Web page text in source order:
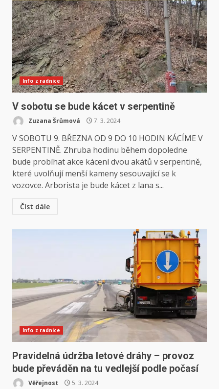
Info z radnice
V sobotu se bude kácet v serpentině
Zuzana Šrůmová 7. 3. 2024
V SOBOTU 9. BŘEZNA OD 9 DO 10 HODIN KÁCÍME V
SERPENTINĚ. Zhruba hodinu během dopoledne
bude probíhat akce kácení dvou akátů v serpentině,
které uvolňují menší kameny sesouvající se k
vozovce. Arborista je bude kácet z lana s...
Číst dále
Info z radnice
Pravidelná údržba letové dráhy – provoz
bude převáděn na tu vedlejší podle počasí
Věřejnost 5. 3. 2024